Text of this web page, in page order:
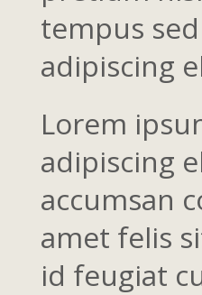
tempus
adipiscing
Lorem
adipiscing
accumsan
amet felis
id feugiat